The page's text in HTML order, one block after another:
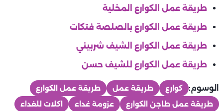
طريقة عمل الكوارع المخلية
طريقة عمل الكوارع بالصلصة فتكات
طريقة عمل الكوارع الشيف شربيني
طريقة عمل الكوارع للشيف حسن
الوسوم: كوارع طريقة عمل
طريقة عمل الكوارع
طريقة عمل طاجن الكوارع
عزومة غداء
اكلات للغداء